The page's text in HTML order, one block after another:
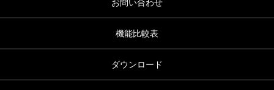
お問い合わせ
機能比較表
ダウンロード